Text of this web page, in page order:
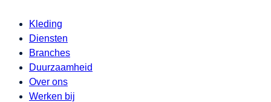
Kleding
Diensten
Branches
Duurzaamheid
Over ons
Werken bij